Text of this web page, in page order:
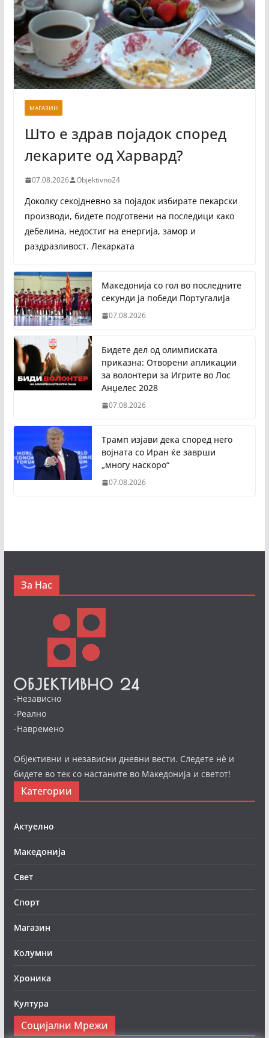
МАГАЗИН
Што е здрав појадок според
лекарите од Харвард?
07.08.2026 Objektivno24
Доколку секојдневно за појадок избирате пекарски
производи, бидете подготвени на последици како
дебелина, недостиг на енергија, замор и
раздразливост. Лекарката
Македонија со гол во последните
секунди ја победи Португалија
07.08.2026
Бидете дел од олимписката
приказна: Отворени апликации
за волонтери за Игрите во Лос
Анџелес 2028
07.08.2026
Трамп изјави дека според него
војната со Иран ќе заврши
„многу наскоро“
07.08.2026
За Нас
-Независно
-Реално
-Навремено
Објективни и независни дневни вести. Следете нè и
бидете во тек со настаните во Македонија и светот!
Категории
Актуелно
Македонија
Свет
Спорт
Магазин
Колумни
Хроника
Култура
Социјални Мрежи